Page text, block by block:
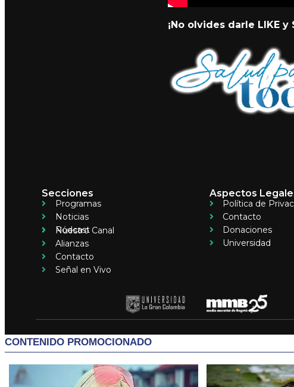
¡No olvides darle LIKE
Secciones
Programas
Noticias
Pódcast
Nuestro Canal
Alianzas
Contacto
Señal en Vivo
Aspectos
Política de
Contacto
Donaciones
Universidad